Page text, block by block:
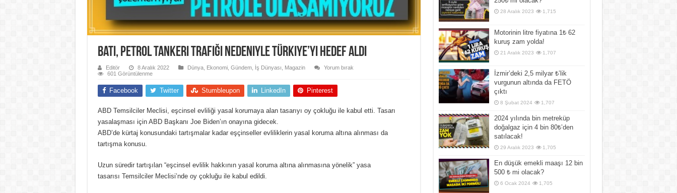
Batı, petrol tankeri trafiği nedeniyle Türkiye’yi hedef aldı
Editör 8 Aralık 2022 Dünya, Ekonomi, Gündem, İş Dünyası, Magazin
Yorum bırak
601 Görüntülenme
Facebook Twitter Stumbleupon LinkedIn Pinterest
ABD Temsilciler Meclisi, eşcinsel evliliği yasal korumaya alan tasarıyı oy çokluğu ile kabul etti. Tasarı
yasalaşması için ABD Başkanı Joe Biden’ın onayına gidecek.
ABD’de kürtaj konusundaki tartışmalar kadar eşçinseller evliliklerin yasal koruma altına alınması da
tartışma konusu.
Uzun süredir tartışılan “eşcinsel evlilik hakkının yasal koruma altına alınmasına yönelik” yasa
tasarısı Temsilciler Meclisi’nde oy çokluğu ile kabul edildi.
28 Aralık 2023 1,715
Motorinin litre fiyatına 1₺ 62
kuruş zam yolda!
21 Aralık 2023 1,707
İzmir’deki 2,5 milyar ₺’lik
vurgunun altında da FETÖ
çıktı
8 Şubat 2024 1,707
2024 yılında bin metreküp
doğalgaz için 4 bin 80₺’den
satılacak!
29 Aralık 2023 1,705
En düşük emekli maaşı 12 bin
500 ₺ mi olacak?
6 Ocak 2024 1,705